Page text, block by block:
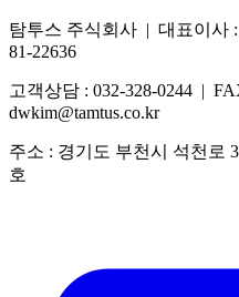
탐투스 주식회사 | 대표이사
81-22636
고객상담 : 032-328-0244 |
dwkim@tamtus.co.kr
주소 : 경기도 부천시 석천로
호